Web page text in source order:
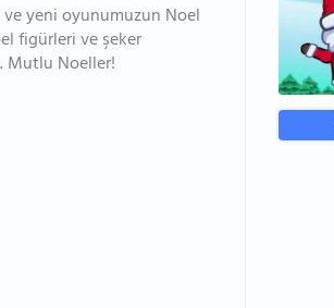
ve yeni oyunumuzun Noel
figürleri ve şeker
Mutlu Noeller!